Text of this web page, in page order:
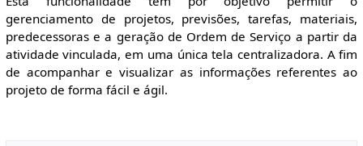
gerenciamento de projetos, previsões, tarefas, materiais,
predecessoras e a geração de Ordem de Serviço a partir da
atividade vinculada, em uma única tela centralizadora. A fim
de acompanhar e visualizar as informações referentes ao
projeto de forma fácil e ágil.